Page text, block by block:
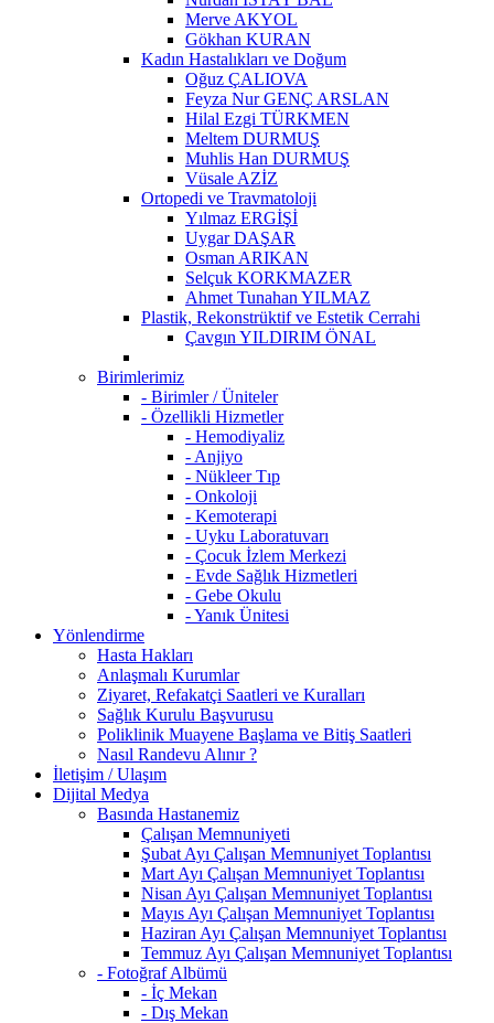
Merve AKYOL
Gökhan KURAN
Kadın Hastalıkları ve Doğum
Oğuz ÇALIOVA
Feyza Nur GENÇ ARSLAN
Hilal Ezgi TÜRKMEN
Meltem DURMUŞ
Muhlis Han DURMUŞ
Vüsale AZİZ
Ortopedi ve Travmatoloji
Yılmaz ERGİŞİ
Uygar DAŞAR
Osman ARIKAN
Selçuk KORKMAZER
Ahmet Tunahan YILMAZ
Plastik, Rekonstrüktif ve Estetik Cerrahi
Çavgın YILDIRIM ÖNAL
Birimlerimiz
- Birimler / Üniteler
- Özellikli Hizmetler
- Hemodiyaliz
- Anjiyo
- Nükleer Tıp
- Onkoloji
- Kemoterapi
- Uyku Laboratuvarı
- Çocuk İzlem Merkezi
- Evde Sağlık Hizmetleri
- Gebe Okulu
- Yanık Ünitesi
Yönlendirme
Hasta Hakları
Anlaşmalı Kurumlar
Ziyaret, Refakatçi Saatleri ve Kuralları
Sağlık Kurulu Başvurusu
Poliklinik Muayene Başlama ve Bitiş Saatleri
Nasıl Randevu Alınır ?
İletişim / Ulaşım
Dijital Medya
Basında Hastanemiz
Çalışan Memnuniyeti
Şubat Ayı Çalışan Memnuniyet Toplantısı
Mart Ayı Çalışan Memnuniyet Toplantısı
Nisan Ayı Çalışan Memnuniyet Toplantısı
Mayıs Ayı Çalışan Memnuniyet Toplantısı
Haziran Ayı Çalışan Memnuniyet Toplantısı
Temmuz Ayı Çalışan Memnuniyet Toplantısı
- Fotoğraf Albümü
- İç Mekan
- Dış Mekan